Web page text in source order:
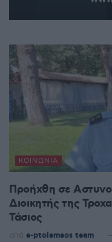
ΚΟΙΝΩΝΊΑ
Προήχθη σε
Διοικητής της
Τάσιος
από e-ptolemeos team